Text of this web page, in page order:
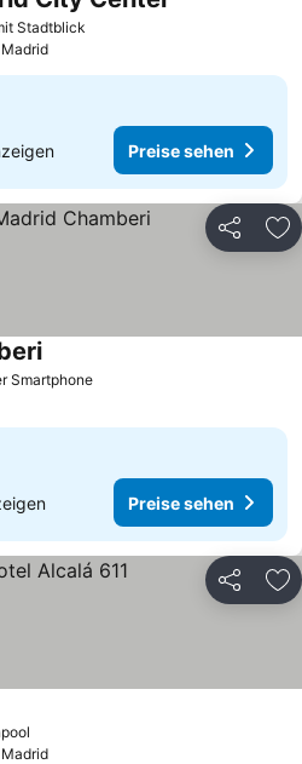
Stadtblick
Madrid
Preise sehen
Teilen
SmartphonePreise sehen
Preise sehen
Preise sehen
Teilen
Madrid